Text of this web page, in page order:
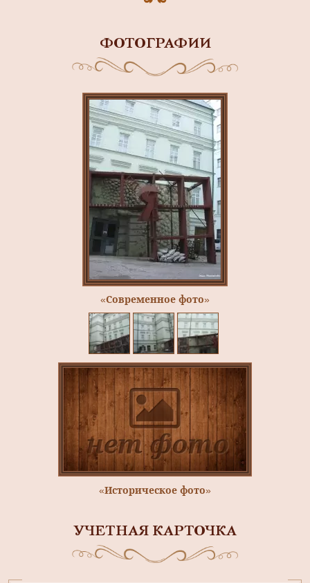
ФОТОГРАФИИ
«Современное фото»
«Историческое фото»
УЧЕТНАЯ КАРТОЧКА